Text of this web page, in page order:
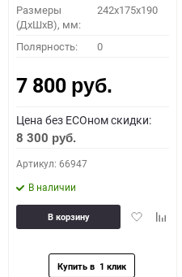
Размеры
(ДхШхВ), мм:
242x175x190
Полярность: 0
7 800 руб.
Цена без ECOном скидки:
8 300 руб.
Артикул: 66947
В наличии
Добавить
В корзину